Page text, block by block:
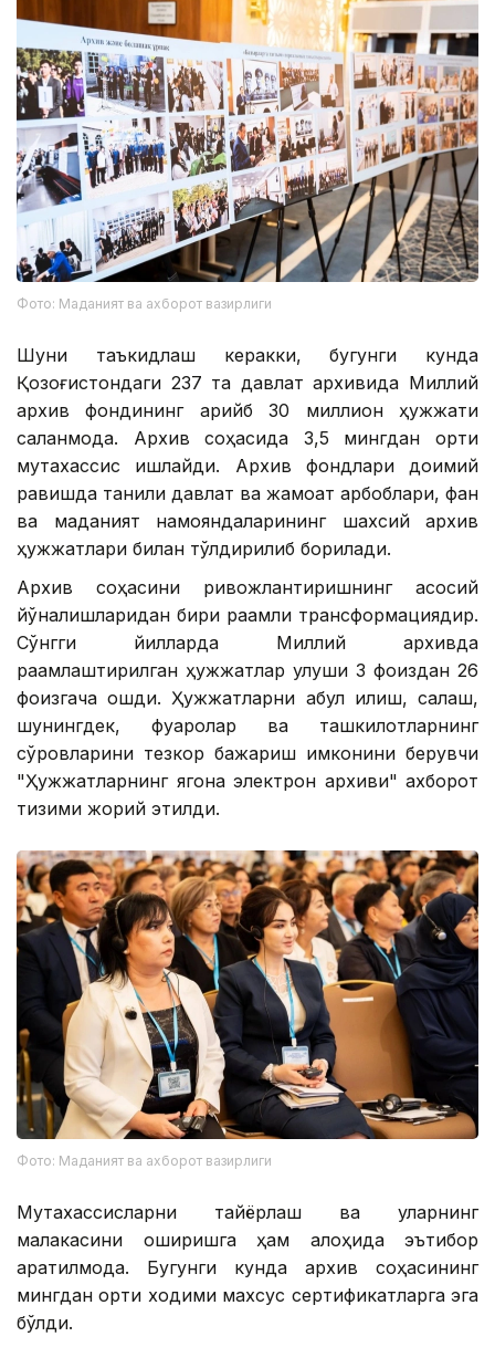
Фото: Маданият ва ахборот вазирлиги
Шуни таъкидлаш керакки, бугунги кунда
Қозоғистондаги 237 та давлат архивида Миллий
архив фондининг қарийб 30 миллион ҳужжати
сақланмоқда. Архив соҳасида 3,5 мингдан ортиқ
мутахассис ишлайди. Архив фондлари доимий
равишда таниқли давлат ва жамоат арбоблари, фан
ва маданият намояндаларининг шахсий архив
ҳужжатлари билан тўлдирилиб борилади.
Архив соҳасини ривожлантиришнинг асосий
йўналишларидан бири рақамли трансформациядир.
Сўнгги йилларда Миллий архивда
рақамлаштирилган ҳужжатлар улуши 3 фоиздан 26
фоизгача ошди. Ҳужжатларни қабул қилиш, сақлаш,
шунингдек, фуқаролар ва ташкилотларнинг
сўровларини тезкор бажариш имконини берувчи
"Ҳужжатларнинг ягона электрон архиви" ахборот
тизими жорий этилди.
Фото: Маданият ва ахборот вазирлиги
Мутахассисларни тайёрлаш ва уларнинг
малакасини оширишга ҳам алоҳида эътибор
қаратилмоқда. Бугунги кунда архив соҳасининг
мингдан ортиқ ходими махсус сертификатларга эга
бўлди.